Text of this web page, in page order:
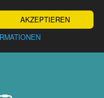
AKZEPTIEREN